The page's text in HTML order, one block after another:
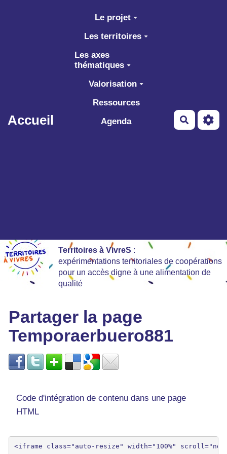
Aller au contenu principal
Accueil
Le projet
Les territoires
Les axes
thématiques
Valorisation
Ressources
Agenda
Territoires à VivreS :
expérimentations territoriales de coopérations
pour un accès digne à une alimentation de
qualité
Partager la page
Temporaerbuero881
Code d'intégration de contenu dans une page
HTML